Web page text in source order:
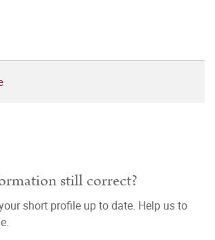
still correct?
short profile up to date. Help us to